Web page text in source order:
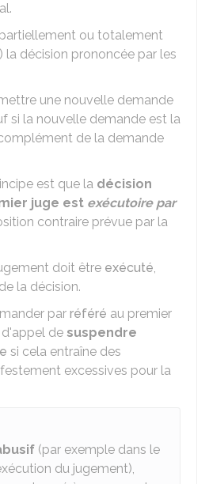
partiellement ou totalement
la décision prononcée par les
une nouvelle demande
si la nouvelle demande est la
de la demande
est que la décision
juge est exécutoire par
contraire prévue par la
doit être exécuté,
la décision.
par référé au premier
de suspendre
si cela entraîne des
excessives pour la
(par exemple dans le
du jugement),